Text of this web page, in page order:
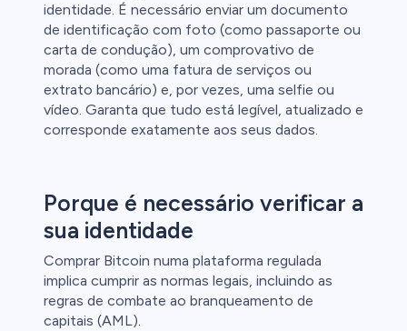
identidade. É necessário enviar um documento
de identificação com foto (como passaporte ou
carta de condução), um comprovativo de
morada (como uma fatura de serviços ou
extrato bancário) e, por vezes, uma selfie ou
vídeo. Garanta que tudo está legível, atualizado e
corresponde exatamente aos seus dados.
Porque é necessário verificar a
sua identidade
Comprar Bitcoin numa plataforma regulada
implica cumprir as normas legais, incluindo as
regras de combate ao branqueamento de
capitais (AML).